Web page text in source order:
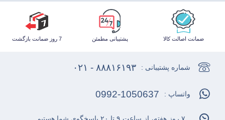
ضمانت اصالت کالا پشتیبانی مطمئن 7 روز ضمانت بازگشت
شماره پشتیبانی : ۸۸۸۱۶۱۹۳ - ۰۲۱
واتساپ : 0992-1050637